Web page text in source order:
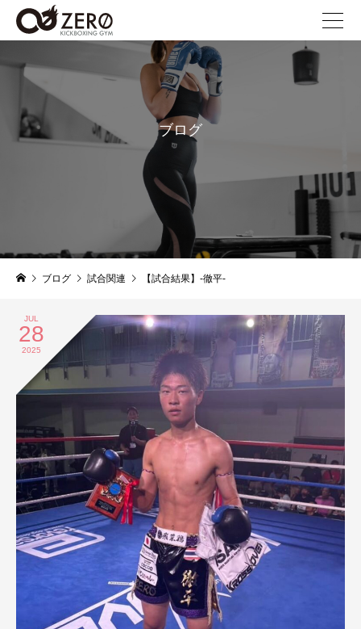
blog
ブログ
ブログ 試合関連 【試合結果】-徹平-
JUL
28
2025